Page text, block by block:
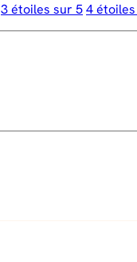
3 étoiles sur 54